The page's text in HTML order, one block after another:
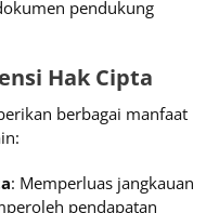
pendukung
Hak Cipta
berbagai manfaat
: Memperluas jangkauan
pendapatan